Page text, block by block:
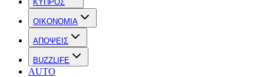
ΚΥΠΡΟΣ
OIKONOMIA
ΑΠΟΨΕΙΣ
BUZZLIFE
AUTO